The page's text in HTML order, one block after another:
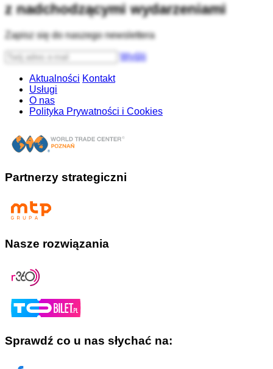
z nadchodzącymi wydarzeniami
Zapisz się do naszego newslettera
Wyślij
Aktualności Kontakt
Usługi
O nas
Polityka Prywatności i Cookies
Partnerzy strategiczni
Nasze rozwiązania
Sprawdź co u nas słychać na: